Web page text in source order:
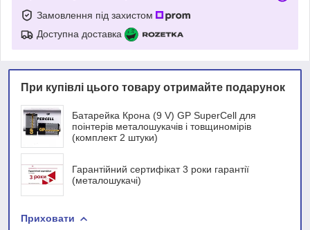
Замовлення під захистом
Доступна доставка
При купівлі цього товару отримайте подарунок
Батарейка Крона (9 V) GP SuperCell для
поінтерів металошукачів і товщиномірів
(комплект 2 штуки)
Гарантійний сертифікат 3 роки гарантії
(металошукачі)
Приховати